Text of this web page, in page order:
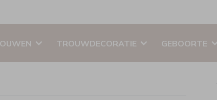
TROUWDECORATIE GEBOORTE